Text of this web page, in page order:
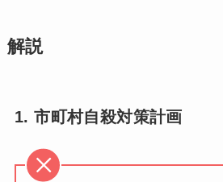
解説
1. 市町村自殺対策計画